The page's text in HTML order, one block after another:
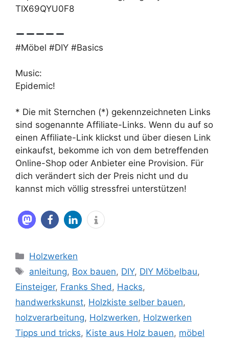
TIX69QYU0F8
#Möbel #DIY #Basics
Music:
Epidemic!
* Die mit Sternchen (*) gekennzeichneten Links
sind sogenannte Affiliate-Links. Wenn du auf so
einen Affiliate-Link klickst und über diesen Link
einkaufst, bekomme ich von dem betreffenden
Online-Shop oder Anbieter eine Provision. Für
dich verändert sich der Preis nicht und du
kannst mich völlig stressfrei unterstützen!
Kategorien
Holzwerken
Schlagwörter
anleitung, Box bauen, DIY, DIY Möbelbau,
Einsteiger, Franks Shed, Hacks,
handwerkskunst, Holzkiste selber bauen,
holzverarbeitung, Holzwerken, Holzwerken
Tipps und tricks, Kiste aus Holz bauen, möbel